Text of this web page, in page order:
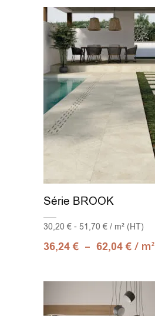
Série BROOK
30,20 € - 51,70 € / m² (HT)
36,24€ – 62,04€ / m2